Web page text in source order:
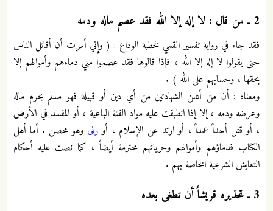
2ـ من قال : لا إله إلا الله فقد عصم ماله ودمه
فقد جاء في رواية تفسير القمي لخطبة الوداع : ( وإني أمرت أن أقاتل الناس
حتى يقولوا لا إله إلا الله ، فإذا قالوها فقد عصموا مني دماءهم وأموالهم إلا
بحقها ، وحسابهم على الله ) .
ومعناه : أن من أعلن الشهادتين من أي دين أو قبيلة فهو مسلم يحرم ماله
وعرضه ودمه ، إلا إذا انطبقت عليه مواد الفئة الباغية ، أو المفسد في الأرض
، أو قتل أحداً عمداً ، أو ارتد عن الإسلام ، أوزنى وهو محصن . أما أهل
الكتاب فدماؤهم وأموالهم وحرياتهم محترمة أيضاً ، كما نصت عليه أحكام
التعايش الشرعية الخاصة بهم .
3ـ تحذيره قريشاً أن تطغى بعده